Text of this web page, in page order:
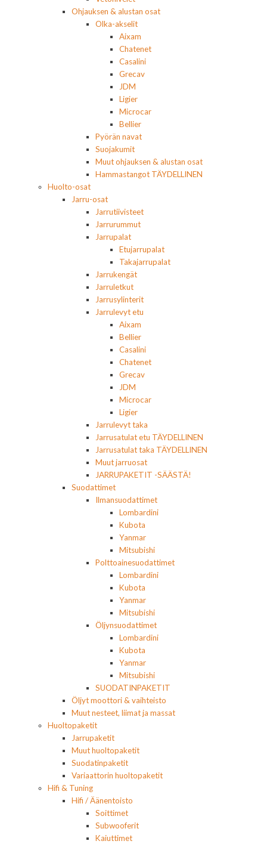
Ohjauksen & alustan osat
Olka-akselit
Aixam
Chatenet
Casalini
Grecav
JDM
Ligier
Microcar
Bellier
Pyörän navat
Suojakumit
Muut ohjauksen & alustan osat
Hammastangot TÄYDELLINEN
Huolto-osat
Jarru-osat
Jarrutiivisteet
Jarrurummut
Jarrupalat
Etujarrupalat
Takajarrupalat
Jarrukengät
Jarruletkut
Jarrusylinterit
Jarrulevyt etu
Aixam
Bellier
Casalini
Chatenet
Grecav
JDM
Microcar
Ligier
Jarrulevyt taka
Jarrusatulat etu TÄYDELLINEN
Jarrusatulat taka TÄYDELLINEN
Muut jarruosat
JARRUPAKETIT -SÄÄSTÄ!
Suodattimet
Ilmansuodattimet
Lombardini
Kubota
Yanmar
Mitsubishi
Polttoainesuodattimet
Lombardini
Kubota
Yanmar
Mitsubishi
Öljynsuodattimet
Lombardini
Kubota
Yanmar
Mitsubishi
SUODATINPAKETIT
Öljyt moottori & vaihteisto
Muut nesteet, liimat ja massat
Huoltopaketit
Jarrupaketit
Muut huoltopaketit
Suodatinpaketit
Variaattorin huoltopaketit
Hifi & Tuning
Hifi / Äänentoisto
Soittimet
Subwooferit
Kaiuttimet